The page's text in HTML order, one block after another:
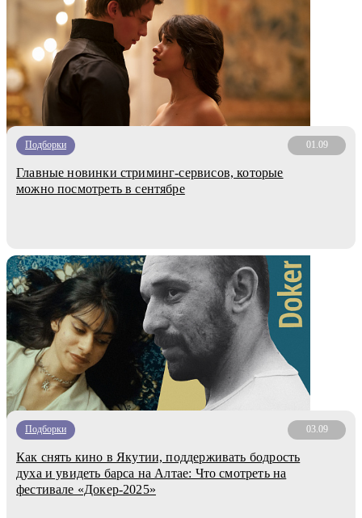
Подборки 01.09
Главные новинки стриминг-сервисов, которые
можно посмотреть в сентябре
Подборки 03.09
Как снять кино в Якутии, поддерживать бодрость
духа и увидеть барса на Алтае: Что смотреть на
фестивале «Докер-2025»